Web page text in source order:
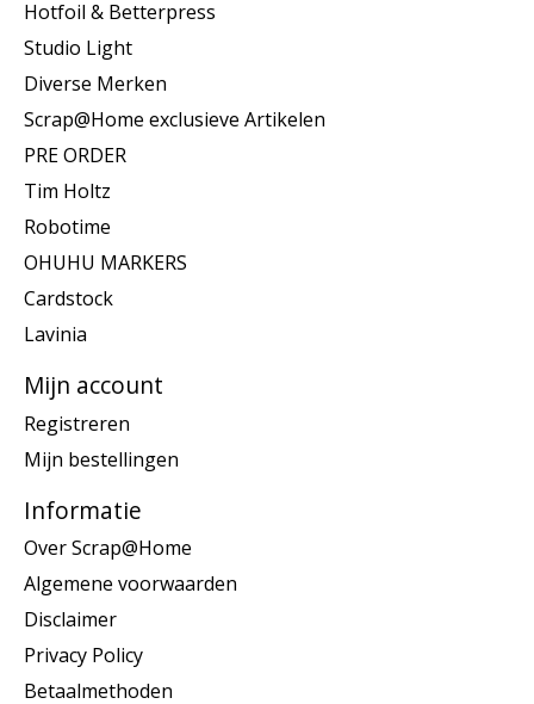
Hotfoil & Betterpress
Studio Light
Diverse Merken
Scrap@Home exclusieve Artikelen
PRE ORDER
Tim Holtz
Robotime
OHUHU MARKERS
Cardstock
Lavinia
Mijn account
Registreren
Mijn bestellingen
Informatie
Over Scrap@Home
Algemene voorwaarden
Disclaimer
Privacy Policy
Betaalmethoden